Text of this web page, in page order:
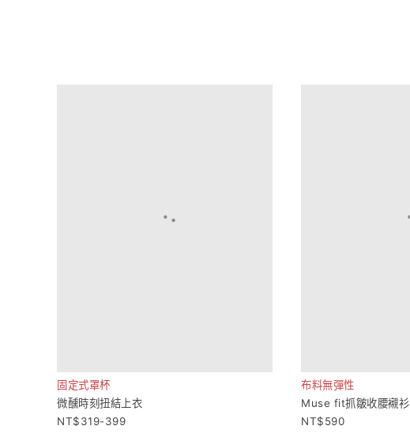
固定式罩杯
微醺時刻扭結上衣
319-399
布料無彈性
Muse fit抓皺收腰襯衫
590